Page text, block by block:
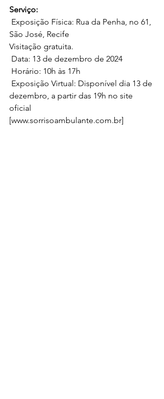
Serviço:
São José, Recife
Visitação gratuita.
Data: 13 de dezembro de 2024
Horário: 10h às 17h
dezembro, a partir das 19h no site
oficial
[www.sorrisoambulante.com.br]